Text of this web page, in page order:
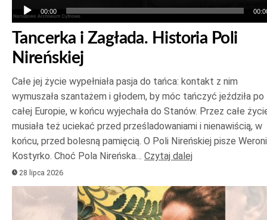
00:00
Tancerka i Zagłada. Historia Poli
Nireńskiej
Całe jej życie wypełniała pasja do tańca: kontakt z nim
wymuszała szantażem i głodem, by móc tańczyć jeździła po
całej Europie, w końcu wyjechała do Stanów. Przez całe
musiała też uciekać przed prześladowaniami i nienawiścią, w
końcu, przed bolesną pamięcią. O Poli Nireńskiej pisze
Kostyrko. Choć Pola Nireńska… Czytaj dalej
28 lipca 2026
plików